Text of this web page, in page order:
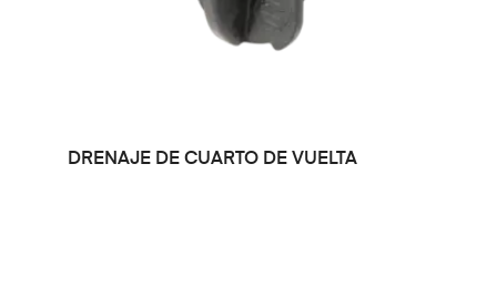
LEER MÁS
DRENAJE DE CUARTO DE VUELTA